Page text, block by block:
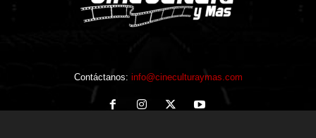
Contáctanos: info@cineculturaymas.com